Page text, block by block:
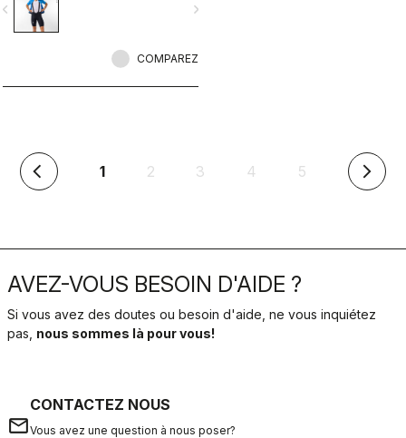
navigate_next
COMPAREZ
arrow_back_ios 1(en
2 3 4 5 arrow_forward_ios
AVEZ-VOUS BESOIN D'AIDE ?
Si vous avez des doutes ou besoin d'aide, ne vous inquiétez
pas, nous sommes là pour vous!
email
CONTACTEZ NOUS
Vous avez une question à nous poser?